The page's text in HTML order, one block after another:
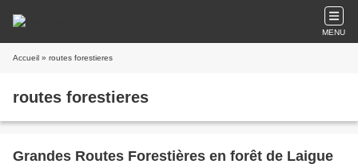
MENU
Accueil » routes forestieres
routes forestieres
Grandes Routes Forestières en forêt de Laigue